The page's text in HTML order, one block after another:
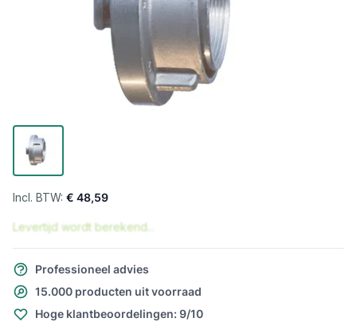
€ 48,59
Levertijd wordt berekend...
Professioneel advies
15.000 producten uit voorraad
Hoge klantbeoordelingen: 9/10